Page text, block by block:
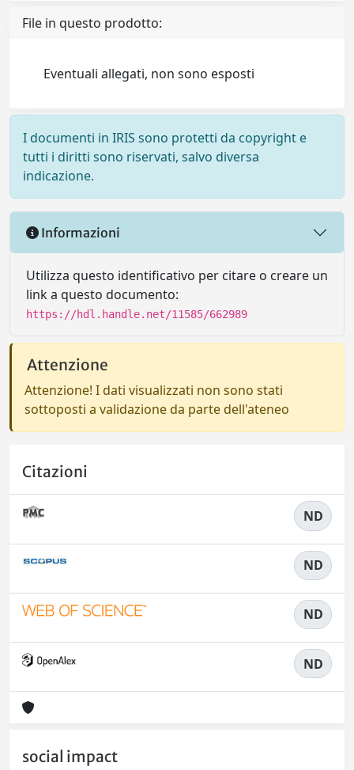
File in questo prodotto:
Eventuali allegati, non sono esposti
I documenti in IRIS sono protetti da copyright e
tutti i diritti sono riservati, salvo diversa
indicazione.
Informazioni
Utilizza questo identificativo per citare o creare un
link a questo documento:
https://hdl.handle.net/11585/662989
Attenzione
Attenzione! I dati visualizzati non sono stati
sottoposti a validazione da parte dell'ateneo
Citazioni
ND
ND
ND
ND
social impact